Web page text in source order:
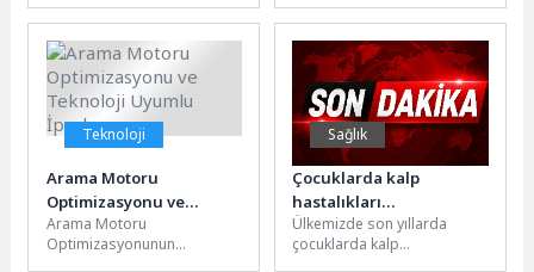
Boğaçayı ve çevresinde
vektörle mücadele çalışması
gerçekleştirdi....
gösteren Vodafone, müşterilerine
teknolojik ürün ihtiyaçları için
bütçelerine uygun ödeme
seçenekleriyle...
Teknoloji
Arama Motoru
Optimizasyonu ve
Teknoloji Uyumlu
İpuçları
Arama Motoru
Optimizasyonunun
Sağlık
Çocuklarda kalp
hastalıkları
yaygınlaşıyor
Ülkemizde son yıllarda
çocuklarda kalp